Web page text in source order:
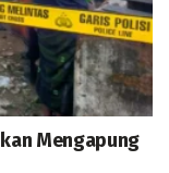
Mengapung